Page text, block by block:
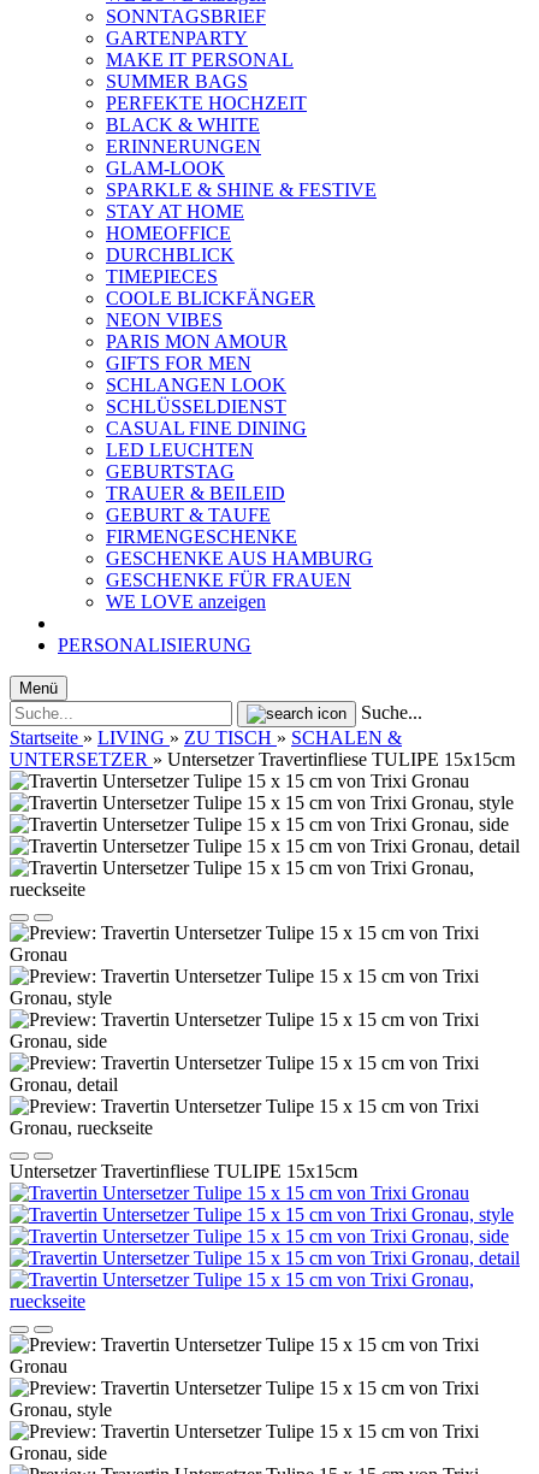
SONNTAGSBRIEF
GARTENPARTY
MAKE IT PERSONAL
SUMMER BAGS
PERFEKTE HOCHZEIT
BLACK & WHITE
ERINNERUNGEN
GLAM-LOOK
SPARKLE & SHINE & FESTIVE
STAY AT HOME
HOMEOFFICE
DURCHBLICK
TIMEPIECES
COOLE BLICKFÄNGER
NEON VIBES
PARIS MON AMOUR
GIFTS FOR MEN
SCHLANGEN LOOK
SCHLÜSSELDIENST
CASUAL FINE DINING
LED LEUCHTEN
GEBURTSTAG
TRAUER & BEILEID
GEBURT & TAUFE
FIRMENGESCHENKE
GESCHENKE AUS HAMBURG
GESCHENKE FÜR FRAUEN
WE LOVE anzeigen
PERSONALISIERUNG
Menü
Suche...
Startseite » LIVING » ZU TISCH » SCHALEN &
UNTERSETZER » Untersetzer Travertinfliese TULIPE 15x15cm
Untersetzer Travertinfliese TULIPE 15x15cm